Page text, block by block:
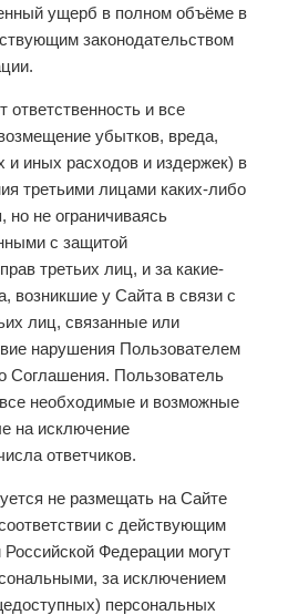
ущерб в полном объёме в
законодательством
ответственность и все
убытков, вреда,
иных расходов и издержек) в
третьими лицами каких-либо
но не ограничиваясь
с защитой
третьих лиц, и за какие-
возникшие у Сайта в связи с
лиц, связанные или
нарушения Пользователем
Соглашения. Пользователь
необходимые и возможные
на исключение
ответчиков.
не размещать на Сайте
с действующим
Российской Федерации могут
за исключением
персональных